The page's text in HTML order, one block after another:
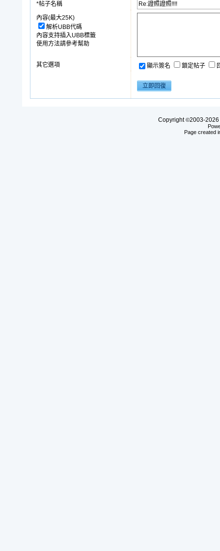
*帖子名稱
內容(最大25K)
解析UBB代碼
內容支持插入UBB標籤
使用方法請參考幫助
其它選項 顯示簽名 鎖定帖子
Copyright©2003-2026
Page created